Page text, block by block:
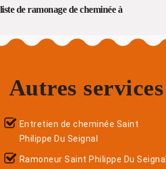
de ramonage de cheminée à
Autres services
Entretien de cheminée Saint
Philippe Du Seignal
Ramoneur Saint Philippe Du Seignal